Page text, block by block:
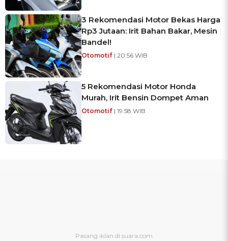
3 Rekomendasi Motor Bekas Harga
Rp3 Jutaan: Irit Bahan Bakar, Mesin
Bandel!
Otomotif | 20:56 WIB
5 Rekomendasi Motor Honda
Murah, Irit Bensin Dompet Aman
Otomotif | 19:58 WIB